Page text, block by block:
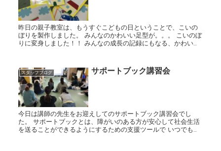
昨日の親子教室は、もうすぐこどもの日ということで、こいの
ぼりを製作しました。 みんなのかわいい足型が。。。 こいのぼ
りに変身しました！！ みんなの成長の記録にもなる、かわいい
スタッフブログ サポートブック講習会
今日は講師の先生をお迎えしてのサポートブック講習会でし
た。 サポートブックとは、障がいのある方が安心して社会生活
を送ることができるようにするための支援ツールで いつでも誰